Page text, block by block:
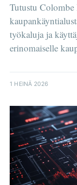
Tutustu
työkaluja ja
erinomaiselle
1 HEINÄ 2026